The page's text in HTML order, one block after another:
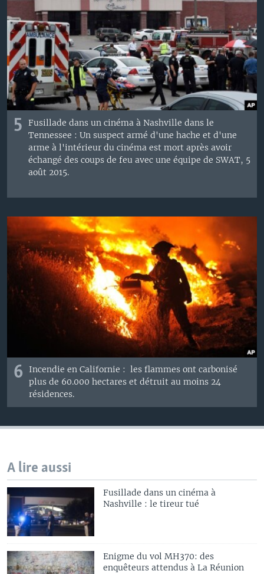
5
Fusillade dans un cinéma à Nashville dans le
Tennessee : Un suspect armé d'une hache et d'une
arme à l'intérieur du cinéma est mort après avoir
échangé des coups de feu avec une équipe de SWAT, 5
août 2015.
6
Incendie en ​Californie : ​les flammes ont carbonisé
plus de 60.000 hectares et détruit au moins 24
résidences.
A lire aussi
Fusillade dans un cinéma à
Nashville : le tireur tué
Enigme du vol MH370: des
enquêteurs attendus à La Réunion